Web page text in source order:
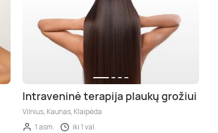
Intraveninė terapija plaukų grožiui
Vilnius, Kaunas, Klaipėda
1 asm.
iki 1 val.